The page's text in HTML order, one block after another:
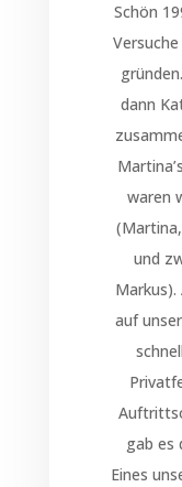
Schön
dann
waren
und
auf
gab es
Eines